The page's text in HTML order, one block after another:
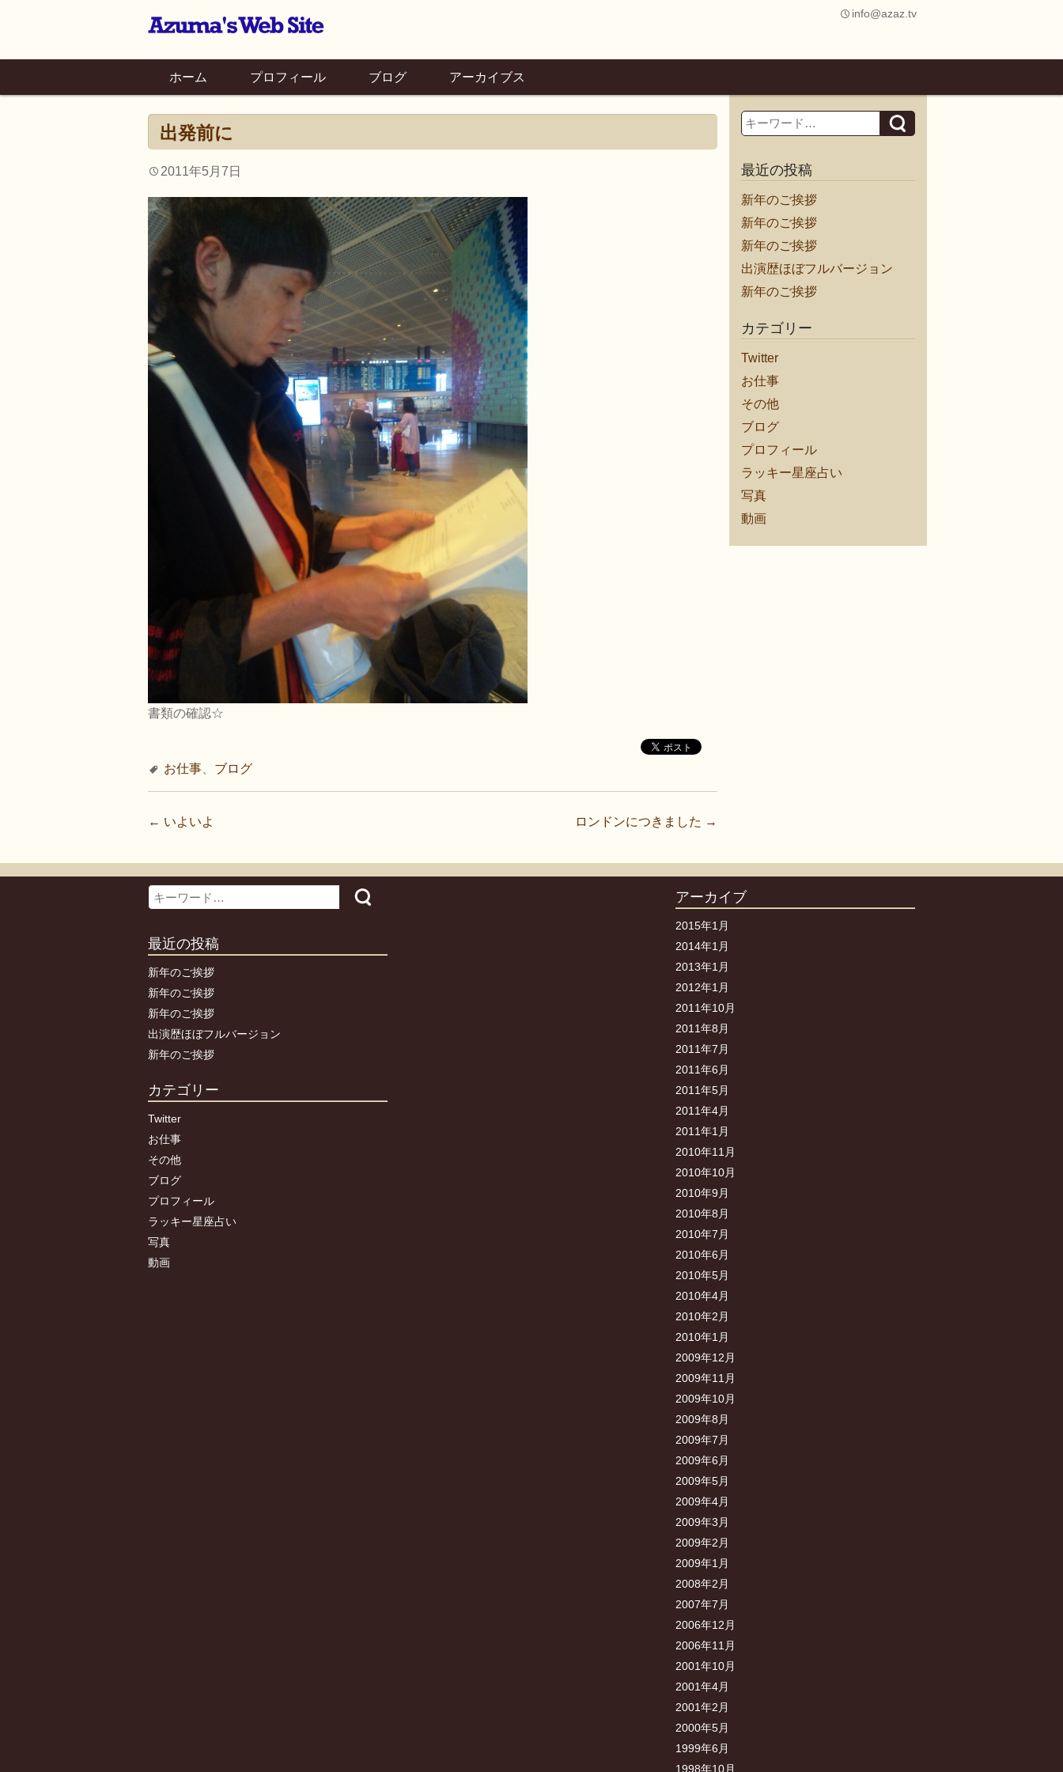
info@azaz.tv
ホーム プロフィール ブログ アーカイブス
出発前に
2011年5月7日
書類の確認☆
お仕事 ブログ
投
ナ
ビ
ー
シ
ョ
ン
← いよいよ ロンドンにつきました →
Search
最近の投稿
新年のご挨拶
新年のご挨拶
新年のご挨拶
出演歴ほぼフルバージョン
新年のご挨拶
カテゴリー
Twitter
お仕事
その他
ブログ
プロフィール
ラッキー星座占い
写真
動画
Search
最近の投稿
新年のご挨拶
新年のご挨拶
新年のご挨拶
出演歴ほぼフルバージョン
新年のご挨拶
カテゴリー
Twitter
お仕事
その他
ブログ
プロフィール
ラッキー星座占い
写真
動画
アーカイブ
2015年1月
2014年1月
2013年1月
2012年1月
2011年10月
2011年8月
2011年7月
2011年6月
2011年5月
2011年4月
2011年1月
2010年11月
2010年10月
2010年9月
2010年8月
2010年7月
2010年6月
2010年5月
2010年4月
2010年2月
2010年1月
2009年12月
2009年11月
2009年10月
2009年8月
2009年7月
2009年6月
2009年5月
2009年4月
2009年3月
2009年2月
2009年1月
2008年2月
2007年7月
2006年12月
2006年11月
2001年10月
2001年4月
2001年2月
2000年5月
1999年6月
1998年10月